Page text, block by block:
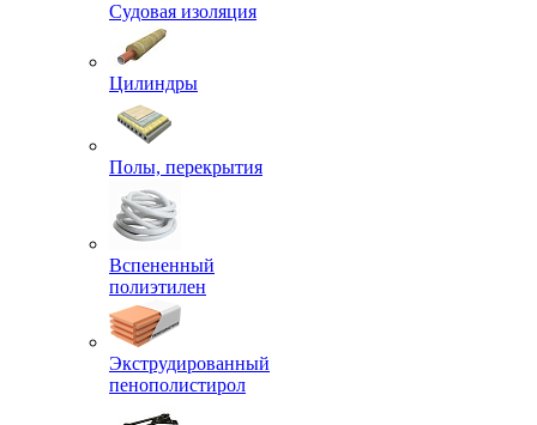
Судовая изоляция
Цилиндры
Полы, перекрытия
Вспененный
полиэтилен
Экструдированный
пенополистирол